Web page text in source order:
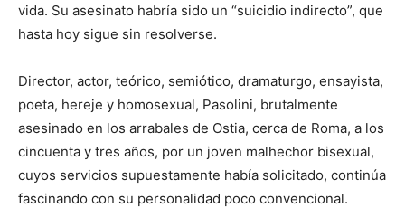
vida. Su asesinato habría sido un “suicidio indirecto”, que
hasta hoy sigue sin resolverse.
Director, actor, teórico, semiótico, dramaturgo, ensayista,
poeta, hereje y homosexual, Pasolini, brutalmente
asesinado en los arrabales de Ostia, cerca de Roma, a los
cincuenta y tres años, por un joven malhechor bisexual,
cuyos servicios supuestamente había solicitado, continúa
fascinando con su personalidad poco convencional.